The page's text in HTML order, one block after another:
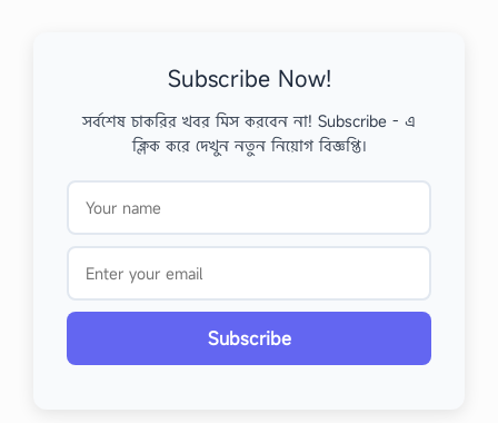
Subscribe Now!
সর্বশেষ চাকরির খবর মিস করবেন না! Subscribe - এ
ক্লিক করে দেখুন নতুন নিয়োগ বিজ্ঞপ্তি।
Subscribe